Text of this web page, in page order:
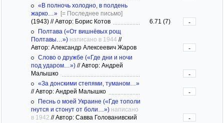
«В полночь холодно, в полдень
жарко…» [= Последнее письмо]
(1943) //Автор: Борис Котов 6.71 (7)
-
Полтава («От вишнёвых рощ
Полтавы…») написано в 1944 //
Автор: Александр Алексеевич Жаров
-
Слово о дружбе («Где дни и ночи
под ударом…») //Автор: Андрей
Малышко
-
«За донскими степями, туманом…»
//Автор: Андрей Малышко
-
Песнь о моей Украине («Где тополи
гнутся и стонут от боли…») написано
в 1942 //Автор: Савва Голованивский
-